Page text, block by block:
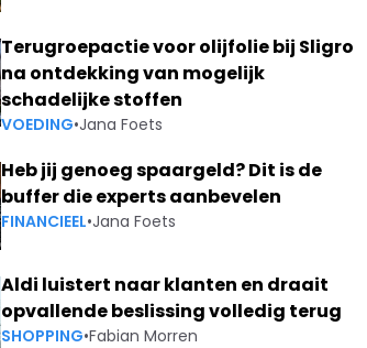
Terugroepactie voor olijfolie bij Sligro
na ontdekking van mogelijk
schadelijke stoffen
VOEDING•Jana Foets
Heb jij genoeg spaargeld? Dit is de
buffer die experts aanbevelen
FINANCIEEL•Jana Foets
Aldi luistert naar klanten en draait
opvallende beslissing volledig terug
SHOPPING•Fabian Morren